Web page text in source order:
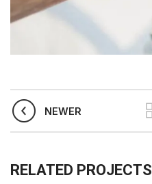
NEWER
RELATED PROJECTS